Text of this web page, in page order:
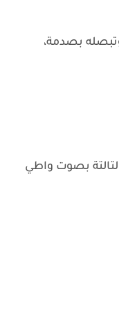
بصدمة،
بصوت واطي